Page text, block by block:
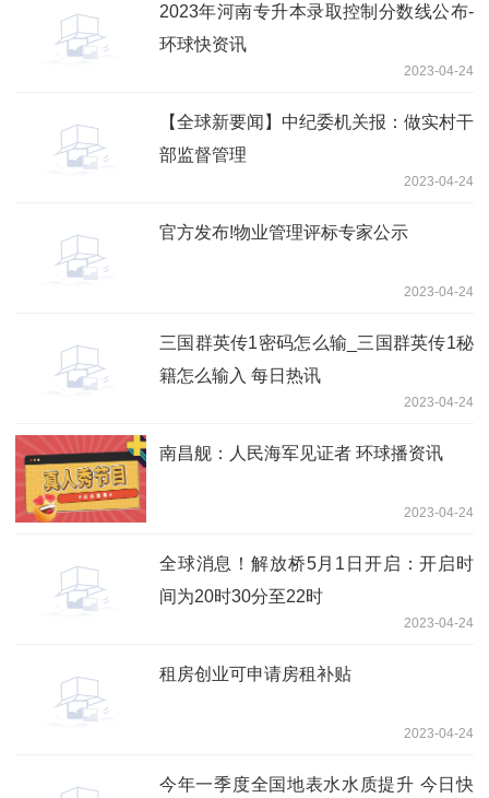
2023年河南专升本录取控制分数线公布-
环球快资讯
2023-04-24
【全球新要闻】中纪委机关报：做实村干
部监督管理
2023-04-24
官方发布!物业管理评标专家公示
2023-04-24
三国群英传1密码怎么输_三国群英传1秘
籍怎么输入 每日热讯
2023-04-24
南昌舰：人民海军见证者 环球播资讯
2023-04-24
全球消息！解放桥5月1日开启：开启时
间为20时30分至22时
2023-04-24
租房创业可申请房租补贴
2023-04-24
今年一季度全国地表水水质提升 今日快